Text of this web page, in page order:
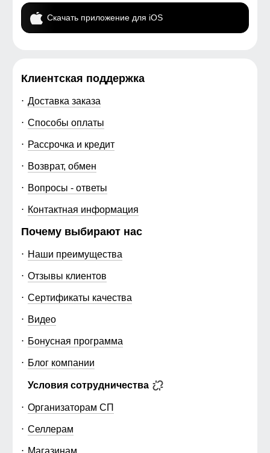
Скачать приложение для iOS
Клиентская поддержка
Доставка заказа
Способы оплаты
Рассрочка и кредит
Возврат, обмен
Вопросы - ответы
Контактная информация
Почему выбирают нас
Наши преимущества
Отзывы клиентов
Сертификаты качества
Видео
Бонусная программа
Блог компании
Условия сотрудничества
Организаторам СП
Селлерам
Магазинам